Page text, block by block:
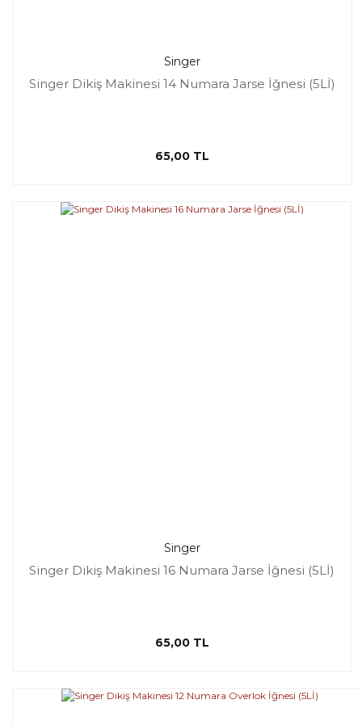
Singer
Singer Dikiş Makinesi 14 Numara Jarse İğnesi (5Lİ)
65,00 TL
Singer
Singer Dikiş Makinesi 16 Numara Jarse İğnesi (5Lİ)
65,00 TL